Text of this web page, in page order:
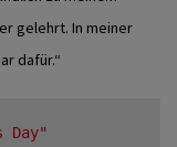
gelehrt. In meiner
dafür.“
Day"